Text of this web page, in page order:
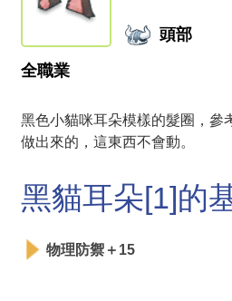
頭部
全職業
黑色小貓咪耳朵模樣的髮圈，參
做出來的，這東西不會動。
黑貓耳朵[1]的
物理防禦＋15